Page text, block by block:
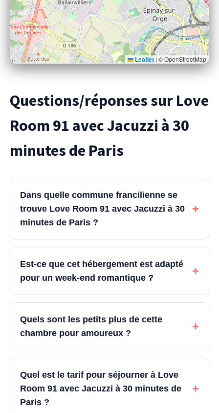
Leaflet | © OpenStreetMap
Questions/réponses sur Love
Room 91 avec Jacuzzi à 30
minutes de Paris
Dans quelle commune francilienne se
trouve Love Room 91 avec Jacuzzi à 30
minutes de Paris ?
+
Est-ce que cet hébergement est adapté
pour un week-end romantique ?
+
Quels sont les petits plus de cette
chambre pour amoureux ?
+
Quel est le tarif pour séjourner à Love
Room 91 avec Jacuzzi à 30 minutes de
Paris ?
+